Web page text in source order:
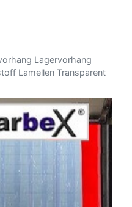
Lagervorhang
Lamellen Transparent